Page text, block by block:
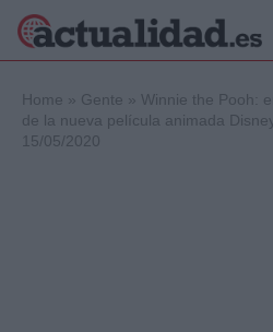
Home » Gente » Winnie the Pooh:
de la nueva película animada
15/05/2020